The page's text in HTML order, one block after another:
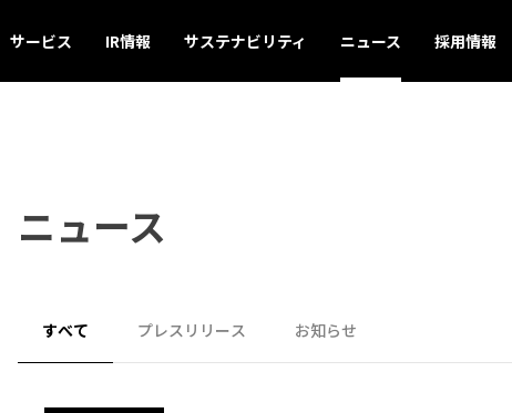
サービス IR情報 サステナビリティ ニュース 採用情報
ニュース
すべて プレスリリース お知らせ